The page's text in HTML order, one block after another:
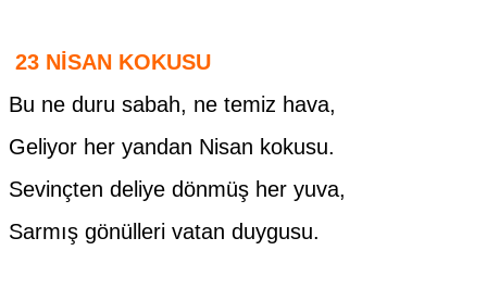
23 NİSAN KOKUSU
Bu ne duru sabah, ne temiz hava,
Geliyor her yandan Nisan kokusu.
Sevinçten deliye dönmüş her yuva,
Sarmış gönülleri vatan duygusu.